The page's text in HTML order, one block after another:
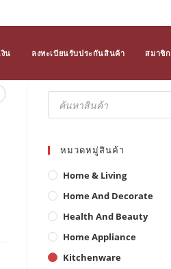
น ลงทะเบียนรับประกันสินค้า สมาชิก
Products
search
หมวดหมู่สินค้า
Home & Living
Home And Decorate
Health And Beauty
Home Appliance
Kitchenware